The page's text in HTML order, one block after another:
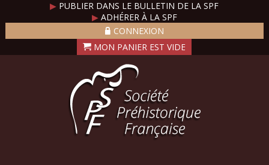
▶ PUBLIER DANS LE BULLETIN DE LA SPF
▶ADHÉRER À LA SPF
CONNEXION